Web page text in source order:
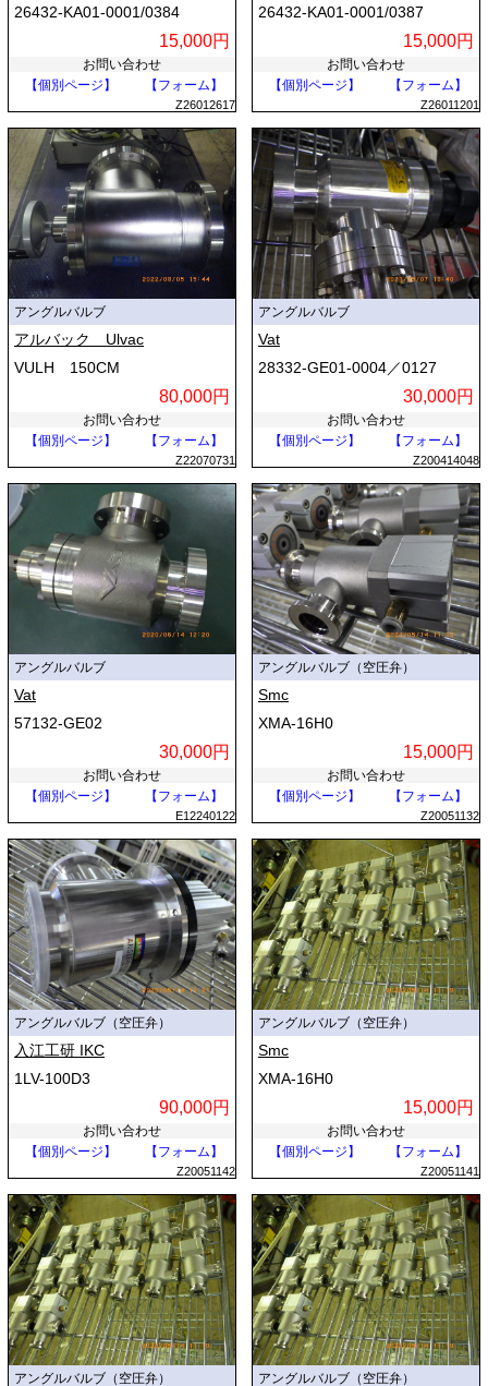
26432-KA01-0001/0384
15,000円
お問い合わせ
【個別ページ】
【フォーム】
Z26012617
26432-KA01-0001/0387
15,000円
お問い合わせ
【個別ページ】
【フォーム】
Z26011201
アングルバルブ
アルバック Ulvac
VULH 150CM
80,000円
お問い合わせ
【個別ページ】
【フォーム】
Z22070731
アングルバルブ
Vat
28332-GE01-0004／0127
30,000円
お問い合わせ
【個別ページ】
【フォーム】
Z200414048
アングルバルブ
Vat
57132-GE02
30,000円
お問い合わせ
【個別ページ】
【フォーム】
E12240122
アングルバルブ（空圧弁）
Smc
XMA-16H0
15,000円
お問い合わせ
【個別ページ】
【フォーム】
Z20051132
アングルバルブ（空圧弁）
入江工研 IKC
1LV-100D3
90,000円
お問い合わせ
【個別ページ】
【フォーム】
Z20051142
アングルバルブ（空圧弁）
Smc
XMA-16H0
15,000円
お問い合わせ
【個別ページ】
【フォーム】
Z20051141
アングルバルブ（空圧弁） アングルバルブ（空圧弁）